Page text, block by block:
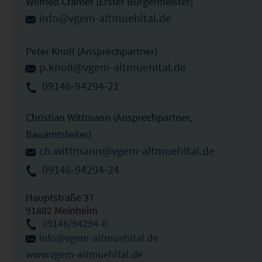
info@vgem-altmuehltal.de
Peter Knoll (Ansprechpartner)
p.knoll@vgem-altmuehltal.de
09146-94294-21
Christian Wittmann (Ansprechpartner,
Bauamtsleiter)
ch.wittmann@vgem-altmuehltal.de
09146-94294-24
Hauptstraße 37
91802 Meinheim
09146/94294-0
info@vgem-altmuehltal.de
www.vgem-altmuehltal.de